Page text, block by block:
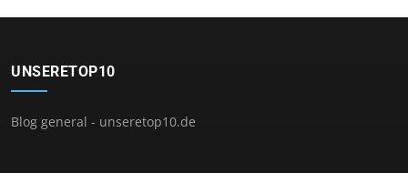
UNSERETOP10
Blog general - unseretop10.de